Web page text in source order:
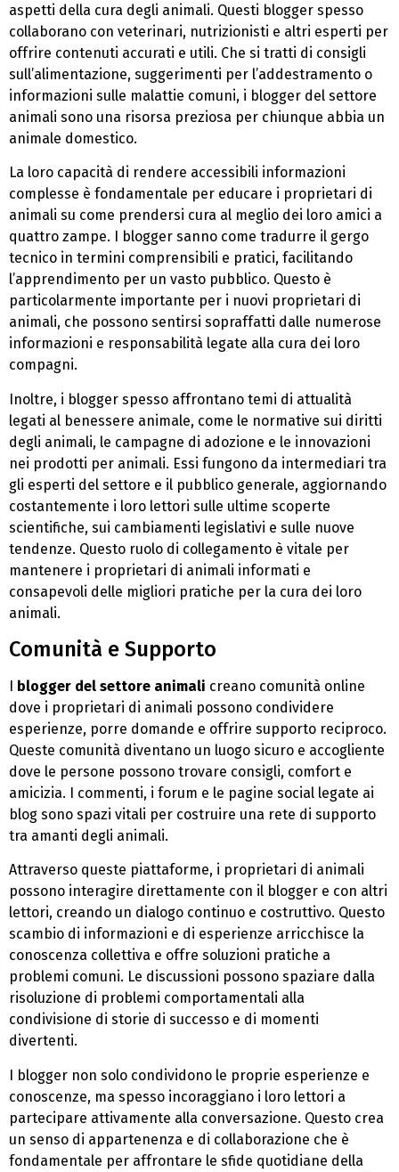
aspetti della cura degli animali. Questi blogger spesso
collaborano con veterinari, nutrizionisti e altri esperti per
offrire contenuti accurati e utili. Che si tratti di consigli
sull’alimentazione, suggerimenti per l’addestramento o
informazioni sulle malattie comuni, i blogger del settore
animali sono una risorsa preziosa per chiunque abbia un
animale domestico.
La loro capacità di rendere accessibili informazioni
complesse è fondamentale per educare i proprietari di
animali su come prendersi cura al meglio dei loro amici a
quattro zampe. I blogger sanno come tradurre il gergo
tecnico in termini comprensibili e pratici, facilitando
l’apprendimento per un vasto pubblico. Questo è
particolarmente importante per i nuovi proprietari di
animali, che possono sentirsi sopraffatti dalle numerose
informazioni e responsabilità legate alla cura dei loro
compagni.
Inoltre, i blogger spesso affrontano temi di attualità
legati al benessere animale, come le normative sui diritti
degli animali, le campagne di adozione e le innovazioni
nei prodotti per animali. Essi fungono da intermediari tra
gli esperti del settore e il pubblico generale, aggiornando
costantemente i loro lettori sulle ultime scoperte
scientifiche, sui cambiamenti legislativi e sulle nuove
tendenze. Questo ruolo di collegamento è vitale per
mantenere i proprietari di animali informati e
consapevoli delle migliori pratiche per la cura dei loro
animali.
Comunità e Supporto
I blogger del settore animali creano comunità online
dove i proprietari di animali possono condividere
esperienze, porre domande e offrire supporto reciproco.
Queste comunità diventano un luogo sicuro e accogliente
dove le persone possono trovare consigli, comfort e
amicizia. I commenti, i forum e le pagine social legate ai
blog sono spazi vitali per costruire una rete di supporto
tra amanti degli animali.
Attraverso queste piattaforme, i proprietari di animali
possono interagire direttamente con il blogger e con altri
lettori, creando un dialogo continuo e costruttivo. Questo
scambio di informazioni e di esperienze arricchisce la
conoscenza collettiva e offre soluzioni pratiche a
problemi comuni. Le discussioni possono spaziare dalla
risoluzione di problemi comportamentali alla
condivisione di storie di successo e di momenti
divertenti.
I blogger non solo condividono le proprie esperienze e
conoscenze, ma spesso incoraggiano i loro lettori a
partecipare attivamente alla conversazione. Questo crea
un senso di appartenenza e di collaborazione che è
fondamentale per affrontare le sfide quotidiane della